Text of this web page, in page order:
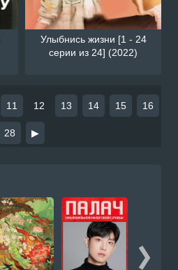
Улыбнись жизни [1 - 24
серии из 24] (2022)
11 12 13 14 15 16
28 ▶